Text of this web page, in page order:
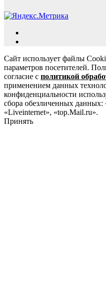
Сайт использует файлы
параметров посетителей.
согласие с политикой
применением данных
конфиденциальности
сбора обезличенных
«Liveinternet», «top.Mail.ru».
Принять